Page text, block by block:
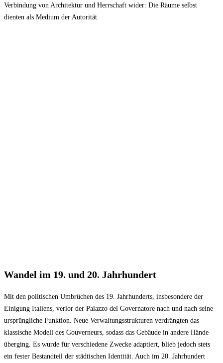
Verbindung von Architektur und Herrschaft wider: Die Räume selbst
dienten als Medium der Autorität.
Wandel im 19. und 20. Jahrhundert
Mit den politischen Umbrüchen des 19. Jahrhunderts, insbesondere der
Einigung Italiens, verlor der Palazzo del Governatore nach und nach seine
ursprüngliche Funktion. Neue Verwaltungsstrukturen verdrängten das
klassische Modell des Gouverneurs, sodass das Gebäude in andere Hände
überging. Es wurde für verschiedene Zwecke adaptiert, blieb jedoch stets
ein fester Bestandteil der städtischen Identität. Auch im 20. Jahrhundert